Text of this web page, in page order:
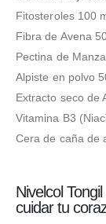
Fitosteroles 100
Fibra de Avena
Pectina de
Alpiste en polvo
Extracto seco de
Vitamina B3
Cera de caña de
Nivelcol
cuidar tu